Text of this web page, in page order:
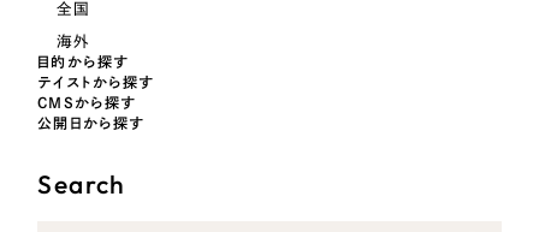
全国
海外
目的から探す
テイストから探す
CMSから探す
公開日から探す
Search